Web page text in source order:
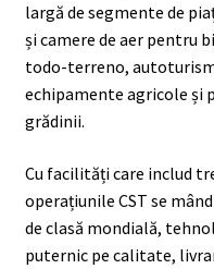
largă de segmente de
și camere de aer pentru
todo-terreno,
echipamente agricole și
grădinii.
Cu facilități care includ
operațiunile CST se
de clasă mondială,
puternic pe calitate,